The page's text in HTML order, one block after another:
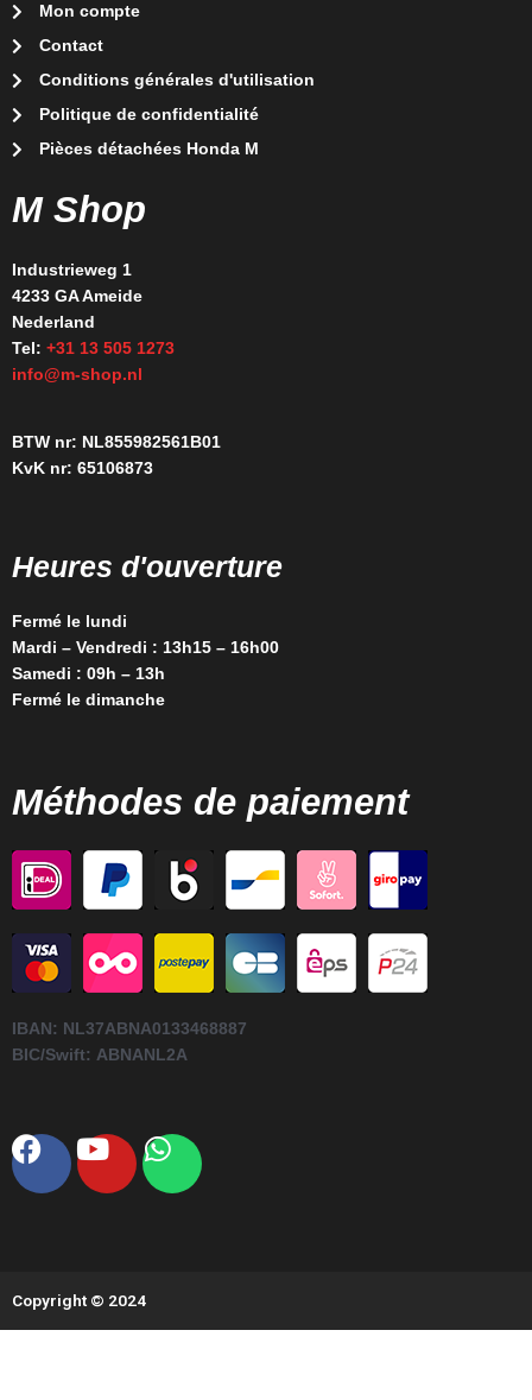
Mon compte
Contact
Conditions générales d'utilisation
Politique de confidentialité
Pièces détachées Honda M
M Shop
Industrieweg 1
4233 GA Ameide
Nederland
Tel: +31 13 505 1273
info@m-shop.nl
BTW nr: NL855982561B01
KvK nr: 65106873
Heures d'ouverture
Fermé le lundi
Mardi – Vendredi : 13h15 – 16h00
Samedi : 09h – 13h
Fermé le dimanche
Méthodes de paiement
IBAN: NL37ABNA0133468887
BIC/Swift: ABNANL2A
Facebook
YoutubeWhatsapp
Copyright © 2024